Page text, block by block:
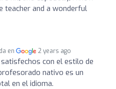
teacher and a wonderful
en 2 years ago
con el estilo de
nativo es un
en el idioma.